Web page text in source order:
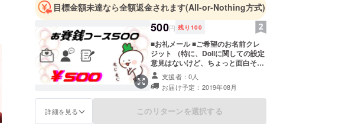
目標金額未達なら全額返金されます(All-or-Nothing方式)
500円 残り 100
■お礼メール ■ご希望のお名前クレ
ジット （特に、Dollに関しての設定
意見はないけど、ちょっと面白そう
だから、お賽銭しとくよーって方向
けのコースになります） 【ご支援時
に必ず備考欄にご希望のお名前をご
記入ください。 記入のない場合は
CAMPFIREのユーザー名を掲載いた
支援者：0人
お届け予定：2019年08月
詳細を見る このリターンを選択する